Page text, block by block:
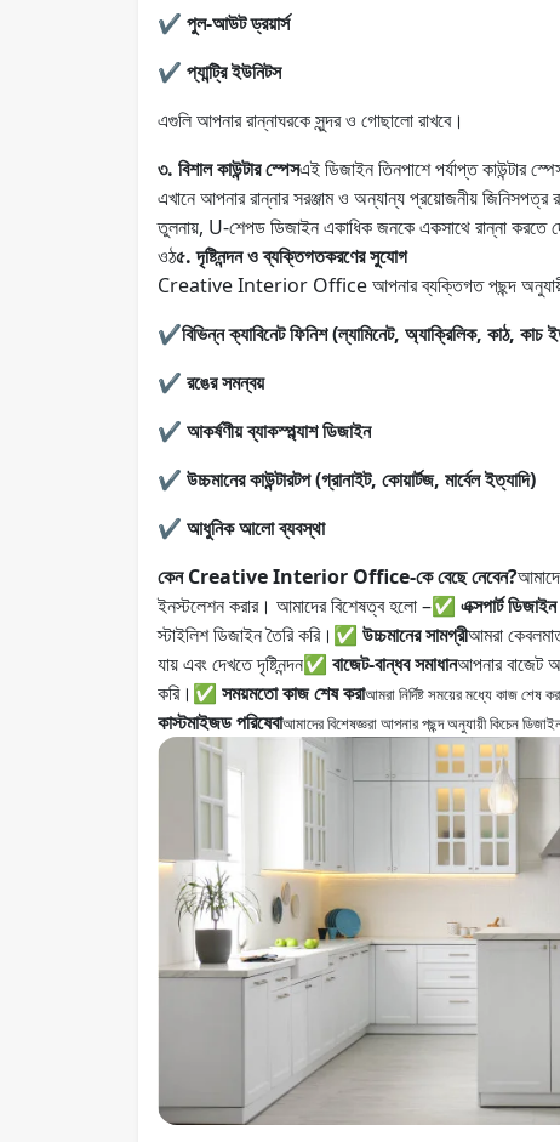
✔ পুল-আউট ড্রয়ার্স
✔ প্যান্ট্রি ইউনিটস
এগুলি আপনার রান্নাঘরকে সুন্দর ও গোছালো রাখবে।
৩. বিশাল কাউন্টার স্পেসএই ডিজাইন তিনপাশে পর্যাপ্ত কাউন্টার
এখানে আপনার রান্নার সরঞ্জাম ও অন্যান্য প্রয়োজনীয় জিনিসপত্র
তুলনায়, U-শেপড ডিজাইন একাধিক জনকে একসাথে রান্না করতে
ওঠ৫. দৃষ্টিনন্দন ও ব্যক্তিগতকরণের সুযোগ
Creative Interior Office আপনার ব্যক্তিগত পছন্দ অনুযায়ী
✔বিভিন্ন ক্যাবিনেট ফিনিশ (ল্যামিনেট, অ্যাক্রিলিক, কাঠ, কাচ
✔ রঙের সমন্বয়
✔ আকর্ষণীয় ব্যাকস্প্ল্যাশ ডিজাইন
✔ উচ্চমানের কাউন্টারটপ (গ্রানাইট, কোয়ার্টজ, মার্বেল ইত্যাদি)
✔ আধুনিক আলো ব্যবস্থা
কেন Creative Interior Office-কে বেছে নেবেন?
ইনস্টলেশন করার। আমাদের বিশেষত্ব হলো –✅ এক্সপার্ট
স্টাইলিশ ডিজাইন তৈরি করি। ✅ উচ্চমানের সামগ্রীআমরা
যায় এবং দেখতে দৃষ্টিনন্দন✅ বাজেট-বান্ধব সমাধানআপনার বাজেট
করি। ✅ সময়মতো কাজ শেষ করাআমরা নির্দিষ্ট সময়ের মধ্যে কাজ শেষ
কাস্টমাইজড পরিষেবাআমাদের বিশেষজ্ঞরা আপনার পছন্দ অনুযায়ী কিচেন